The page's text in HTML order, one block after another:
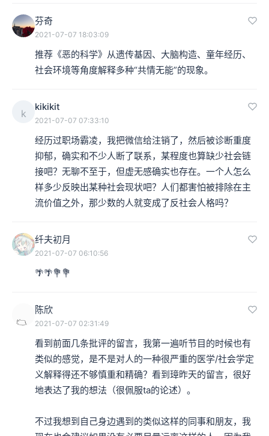
芬奇
2021-07-07 18:03:09
推荐《恶的科学》从遗传基因、大脑构造、童年经历、
社会环境等角度解释多种“共情无能”的现象。
k
kikikit
2021-07-07 07:33:10
经历过职场霸凌，我把微信给注销了，然后被诊断重度
抑郁，确实和不少人断了联系，某程度也算缺少社会链
接吧？无聊不至于，但虚无感确实也存在。一个人怎么
样多少反映出某种社会现状吧？人们都害怕被排除在主
流价值之外，那少数的人就变成了反社会人格吗？
纤夫初月
2021-07-07 06:10:56
🌴🌴💐💐
陈欣
2021-07-07 02:31:49
看到前面几条批评的留言，我第一遍听节目的时候也有
类似的感觉，是不是对人的一种很严重的医学/社会学定
义解释得还不够慎重和精确？看到璋昨天的留言，很好
地表达了我的想法（很佩服ta的论述）。
不过我想到自己身边遇到的类似这样的同事和朋友，我